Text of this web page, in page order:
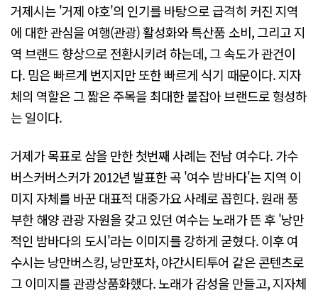
거제시는 '거제 야호'의 인기를 바탕으로 급격히 커진 지역
에 대한 관심을 여행(관광) 활성화와 특산품 소비, 그리고 지
역 브랜드 향상으로 전환시키려 하는데, 그 속도가 관건이
다. 밈은 빠르게 번지지만 또한 빠르게 식기 때문이다. 지자
체의 역할은 그 짧은 주목을 최대한 붙잡아 브랜드로 형성하
는 일이다.
거제가 목표로 삼을 만한 첫번째 사례는 전남 여수다. 가수
버스커버스커가 2012년 발표한 곡 '여수 밤바다'는 지역 이
미지 자체를 바꾼 대표적 대중가요 사례로 꼽힌다. 원래 풍
부한 해양 관광 자원을 갖고 있던 여수는 노래가 뜬 후 '낭만
적인 밤바다의 도시'라는 이미지를 강하게 굳혔다. 이후 여
수시는 낭만버스킹, 낭만포차, 야간시티투어 같은 콘텐츠로
그 이미지를 관광상품화했다. 노래가 감성을 만들고, 지자체